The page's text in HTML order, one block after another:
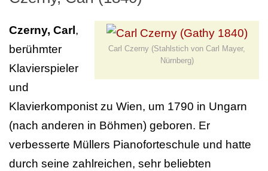
Carl Czerny (Stahlstich von Carl Mayer,
Nürnberg)
Czerny, Carl ,
berühmter
Klavierspieler
und
Klavierkomponist zu Wien, um 1790 in Ungarn
(nach anderen in Böhmen) geboren. Er
verbesserte Müllers Pianoforteschule und hatte
durch seine zahlreichen, sehr beliebten